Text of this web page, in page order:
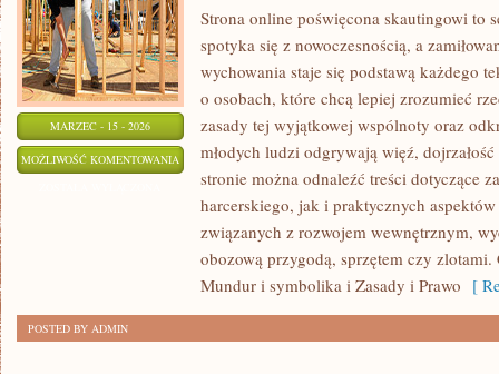
MARZEC - 15 - 2026
MOŻLIWOŚĆ KOMENTOWANIA HARCERSTWO
EDUKACJA
Strona online poświęcona skautingowi to
spotyka się z nowoczesnością, a
wychowania staje się podstawą każdego
o osobach, które chcą lepiej zrozumieć
zasady tej wyjątkowej wspólnoty oraz
młodych ludzi odgrywają więź,
stronie można odnaleźć treści dotyczące
harcerskiego, jak i praktycznych
związanych z rozwojem wewnętrznym,
obozową przygodą, sprzętem czy
Mundur i symbolika i Zasady i Prawo [
POSTED BY ADMIN